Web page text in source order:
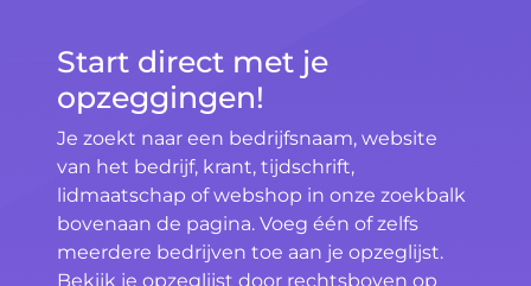
Start direct met je
opzeggingen!
Je zoekt naar een bedrijfsnaam, website
van het bedrijf, krant, tijdschrift,
lidmaatschap of webshop in onze zoekbalk
bovenaan de pagina. Voeg één of zelfs
meerdere bedrijven toe aan je opzeglijst.
Bekijk je opzeglijst door rechtsboven op